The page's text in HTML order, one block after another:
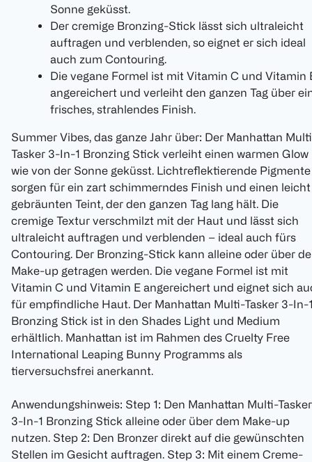
Sonne geküsst.
Der cremige Bronzing-Stick lässt sich ultraleicht
auftragen und verblenden, so eignet er sich ideal
auch zum Contouring.
Die vegane Formel ist mit Vitamin C und Vitamin
angereichert und verleiht den ganzen Tag über
frisches, strahlendes Finish.
Summer Vibes, das ganze Jahr über: Der Manhattan
Tasker 3-In-1 Bronzing Stick verleiht einen warmen Glow
wie von der Sonne geküsst. Lichtreflektierende Pigmente
sorgen für ein zart schimmerndes Finish und einen leicht
gebräunten Teint, der den ganzen Tag lang hält. Die
cremige Textur verschmilzt mit der Haut und lässt sich
ultraleicht auftragen und verblenden – ideal auch fürs
Contouring. Der Bronzing-Stick kann alleine oder über
Make-up getragen werden. Die vegane Formel ist mit
Vitamin C und Vitamin E angereichert und eignet sich
für empfindliche Haut. Der Manhattan Multi-Tasker 3-In-
Bronzing Stick ist in den Shades Light und Medium
erhältlich. Manhattan ist im Rahmen des Cruelty Free
International Leaping Bunny Programms als
tierversuchsfrei anerkannt.
Anwendungshinweis: Step 1: Den Manhattan Multi-Tasker
3-In-1 Bronzing Stick alleine oder über dem Make-up
nutzen. Step 2: Den Bronzer direkt auf die gewünschten
Stellen im Gesicht auftragen. Step 3: Mit einem Creme-